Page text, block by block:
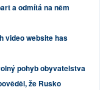
a odmítá na něm
video website has
pohyb obyvatelstva
že Rusko